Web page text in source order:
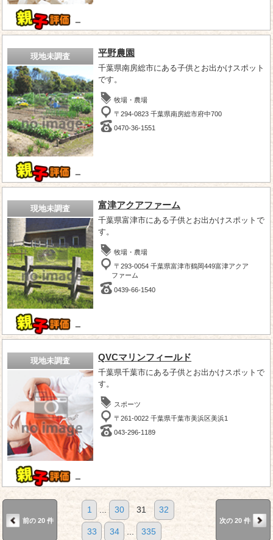
－
現地未調査
－
平野農園
千葉県南房総市にある子供とお出かけスポット
です。
牧場・農場
〒294-0823 千葉県南房総市府中700
0470-36-1551
現地未調査
－
富津アクアファーム
千葉県富津市にある子供とお出かけスポットで
す。
牧場・農場
〒293-0054 千葉県富津市鶴岡449富津アクア
ファーム
0439-66-1540
現地未調査
－
QVCマリンフィールド
千葉県千葉市にある子供とお出かけスポットで
す。
スポーツ
〒261-0022 千葉県千葉市美浜区美浜1
043-296-1189
前の 20 件
1 30 31 32
33 34 ... 335
次の 20 件